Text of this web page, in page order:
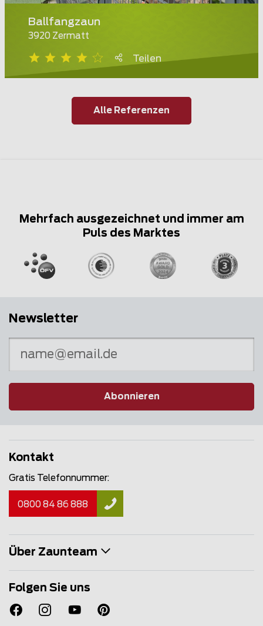
Ballfangzaun
3920 Zermatt
Teilen
Alle Referenzen
Mehrfach ausgezeichnet und immer am
Puls des Marktes
Newsletter
Abonnieren
Kontakt
Gratis Telefonnummer:
0800 84 86 888
Über Zaunteam
Folgen Sie uns